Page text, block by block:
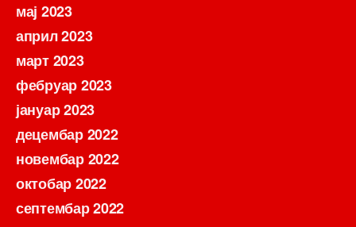
мај 2023
април 2023
март 2023
фебруар 2023
јануар 2023
децембар 2022
новембар 2022
октобар 2022
септембар 2022